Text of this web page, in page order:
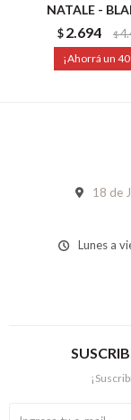
NATALE -
$2.694 $
40
18 de
Lunes a